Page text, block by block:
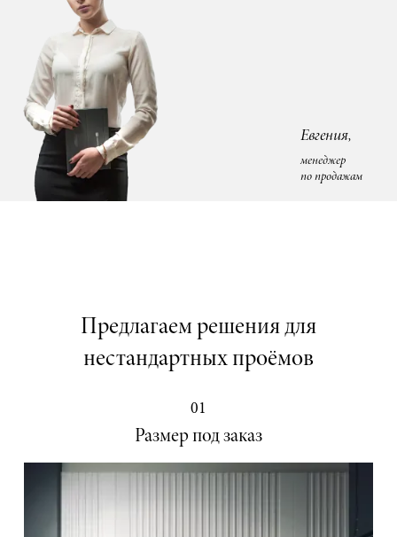
Евгения,
менеджер
по продажам
Предлагаем решения для
нестандартных проёмов
01
Размер под заказ